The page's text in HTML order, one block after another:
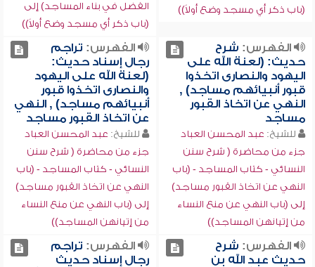
(باب ذكر أي مسجد وضع أولاً))
الفضل في بناء المساجد) إلى
(باب ذكر أي مسجد وضع أولاً))
الفهرس: شرح
حديث: (لعنة الله على
اليهود والنصارى اتخذوا
قبور أنبيائهم مساجد) ,
النهي عن اتخاذ القبور
مساجد
للشيخ: عبد المحسن العباد
جزء من محاضرة ( شرح سنن
النسائي - كتاب المساجد - (باب
النهي عن اتخاذ القبور مساجد)
إلى (باب النهي عن منع النساء
من إتيانهن المساجد))
الفهرس: تراجم
رجال إسناد حديث:
(لعنة الله على اليهود
والنصارى اتخذوا قبور
أنبيائهم مساجد) , النهي
عن اتخاذ القبور مساجد
للشيخ: عبد المحسن العباد
جزء من محاضرة ( شرح سنن
النسائي - كتاب المساجد - (باب
النهي عن اتخاذ القبور مساجد)
إلى (باب النهي عن منع النساء
من إتيانهن المساجد))
الفهرس: شرح
حديث عبد الله بن
الفهرس: تراجم
رجال إسناد حديث